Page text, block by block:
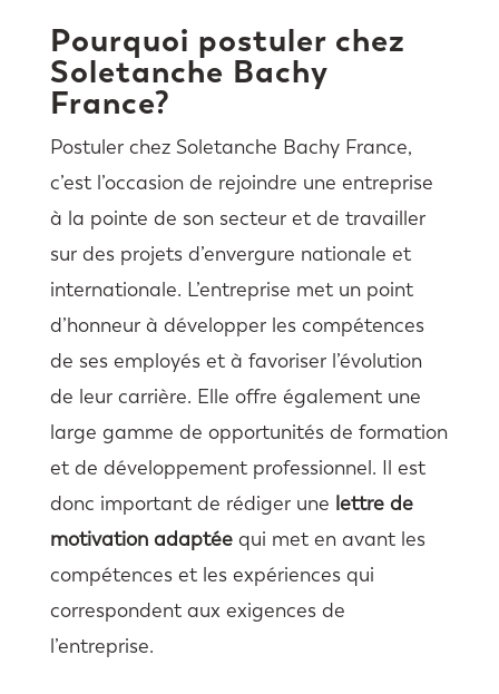
Pourquoi postuler chez
Soletanche Bachy
France?
Postuler chez Soletanche Bachy France,
c’est l’occasion de rejoindre une entreprise
à la pointe de son secteur et de travailler
sur des projets d’envergure nationale et
internationale. L’entreprise met un point
d’honneur à développer les compétences
de ses employés et à favoriser l’évolution
de leur carrière. Elle offre également une
large gamme de opportunités de formation
et de développement professionnel. Il est
donc important de rédiger une lettre de
motivation adaptéequi met en avant les
compétences et les expériences qui
correspondent aux exigences de
l’entreprise.